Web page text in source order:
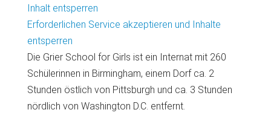
Inhalt entsperren
Erforderlichen Service akzeptieren und Inhalte
entsperren
Die Grier School for Girls ist ein Internat mit 260
Schülerinnen in Birmingham, einem Dorf ca. 2
Stunden östlich von Pittsburgh und ca. 3 Stunden
nördlich von Washington D.C. entfernt.